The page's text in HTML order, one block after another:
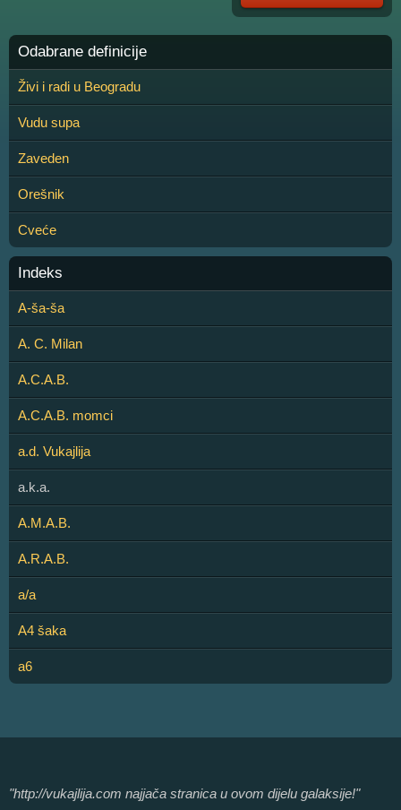
Odabrane definicije
Živi i radi u Beogradu
Vudu supa
Zaveden
Orešnik
Cveće
Indeks
A-ša-ša
A. C. Milan
A.C.A.B.
A.C.A.B. momci
a.d. Vukajlija
a.k.a.
A.M.A.B.
A.R.A.B.
a/a
A4 šaka
a6
"http://vukajlija.com najjača stranica u ovom dijelu galaksije!"